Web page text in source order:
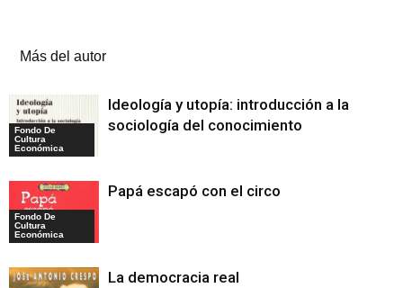
Más del autor
Fondo De
Cultura
Económica
Ideología y utopía: introducción a la
sociología del conocimiento
Fondo De
Cultura
Económica
Papá escapó con el circo
La democracia real